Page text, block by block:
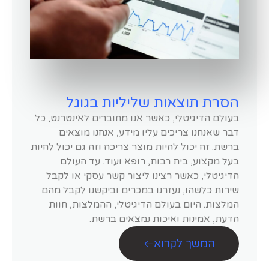
הסרת תוצאות שליליות בגוגל
בעולם הדיגיטלי, כאשר אנו מחוברים לאינטרנט, כל
דבר שאנחנו צריכים עליו מידע, אנחנו מוצאים
ברשת. זה יכול להיות מוצר צריכה וזה גם יכול להיות
בעל מקצוע, בית רבות, רופא ועוד. עד העולם
הדיגיטלי, כאשר רצינו ליצור קשר עסקי או לקבל
שירות כלשהו, נעזרנו במכרים וביקשנו לקבל מהם
המלצות. היום בעולם הדיגיטלי, ההמלצות, חוות
הדעת, אמינות ואיכות נמצאים ברשת.
המשך לקרוא